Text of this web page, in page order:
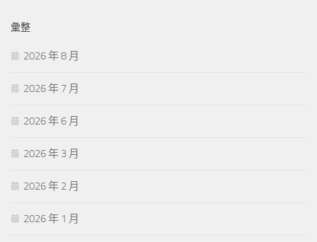
彙整
2026 年 8 月
2026 年 7 月
2026 年 6 月
2026 年 3 月
2026 年 2 月
2026 年 1 月